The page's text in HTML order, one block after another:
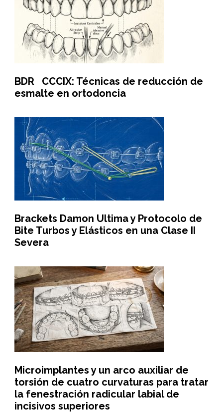
BDR CCCIX: Técnicas de reducción de
esmalte en ortodoncia
Brackets Damon Ultima y Protocolo de
Bite Turbos y Elásticos en una Clase II
Severa
Microimplantes y un arco auxiliar de
torsión de cuatro curvaturas para tratar
la fenestración radicular labial de
incisivos superiores